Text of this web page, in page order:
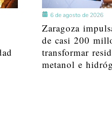
6 de agosto de 2026
Zaragoza
de casi 200
transformar
metanol e